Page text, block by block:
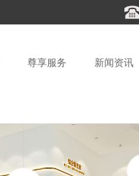
尊享服务 新闻资讯